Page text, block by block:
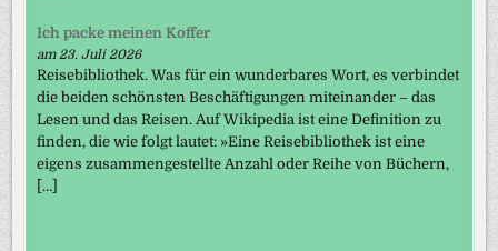
Ich packe meinen Koffer
am 23. Juli 2026
Reisebibliothek. Was für ein wunderbares Wort, es verbindet
die beiden schönsten Beschäftigungen miteinander – das
Lesen und das Reisen. Auf Wikipedia ist eine Definition zu
finden, die wie folgt lautet: »Eine Reisebibliothek ist eine
eigens zusammengestellte Anzahl oder Reihe von Büchern,
[…]